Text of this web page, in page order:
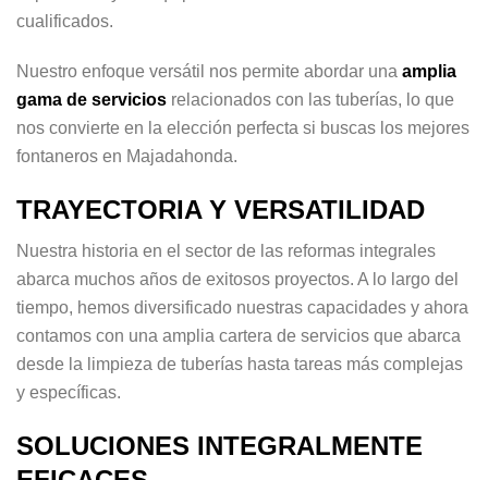
cualificados.
Nuestro enfoque versátil nos permite abordar una amplia
gama de servicios relacionados con las tuberías, lo que
nos convierte en la elección perfecta si buscas los mejores
fontaneros en Majadahonda.
TRAYECTORIA Y VERSATILIDAD
Nuestra historia en el sector de las reformas integrales
abarca muchos años de exitosos proyectos. A lo largo del
tiempo, hemos diversificado nuestras capacidades y ahora
contamos con una amplia cartera de servicios que abarca
desde la limpieza de tuberías hasta tareas más complejas
y específicas.
SOLUCIONES INTEGRALMENTE